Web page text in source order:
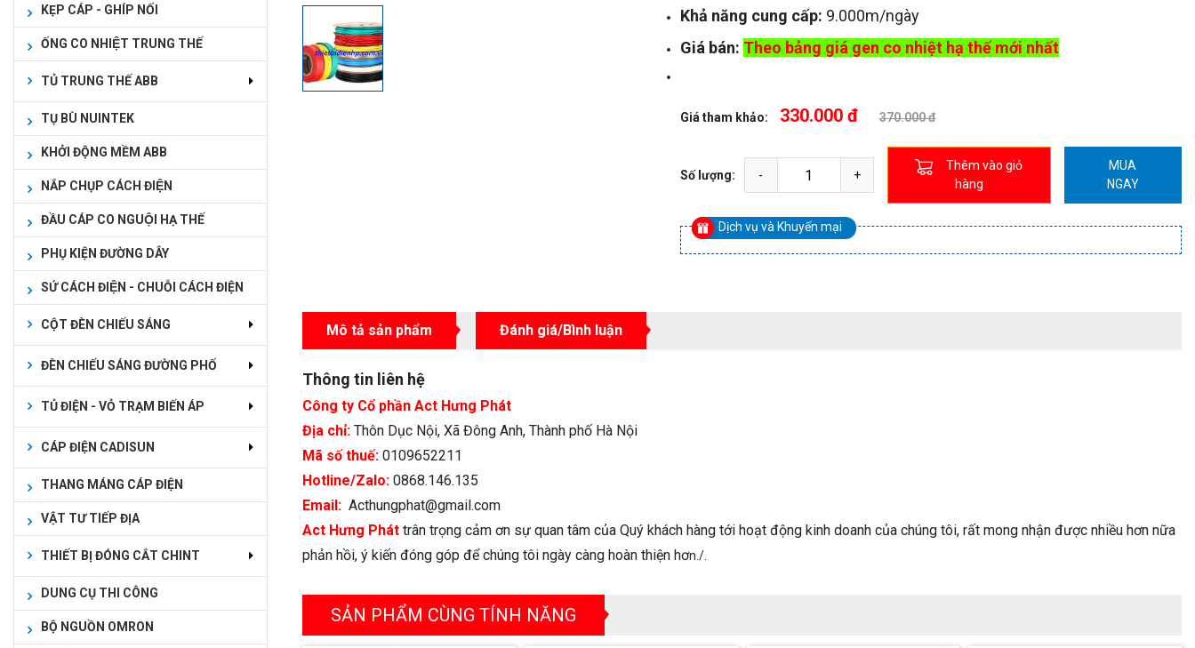
KẸP CÁP - GHÍP NỐI
ỐNG CO NHIỆT TRUNG THẾ
TỦ TRUNG THẾ ABB
TỤ BÙ NUINTEK
KHỞI ĐỘNG MỀM ABB
NẮP CHỤP CÁCH ĐIỆN
ĐẦU CÁP CO NGUỘI HẠ THẾ
PHỤ KIỆN ĐƯỜNG DÂY
SỨ CÁCH ĐIỆN - CHUỖI CÁCH ĐIỆN
CỘT ĐÈN CHIẾU SÁNG
ĐÈN CHIẾU SÁNG ĐƯỜNG PHỐ
TỦ ĐIỆN - VỎ TRẠM BIẾN ÁP
CÁP ĐIỆN CADISUN
THANG MÁNG CÁP ĐIỆN
VẬT TƯ TIẾP ĐỊA
THIẾT BỊ ĐÓNG CẮT CHINT
DUNG CỤ THI CÔNG
BỘ NGUỒN OMRON
Khả năng cung cấp: 9.000m/ngày
Giá bán: Theo bảng giá gen co nhiệt hạ thế mới nhất
Giá tham khảo: 330.000 đ 370.000 đ
Số lượng:
Thêm vào giỏ
hàng
MUA
NGAY
Dịch vụ và Khuyến mại
Mô tả sản phẩm Đánh giá/Bình luận
Thông tin liên hệ
Công ty Cổ phần Act Hưng Phát
Địa chỉ: Thôn Dục Nội, Xã Đông Anh, Thành phố Hà Nội
Mã số thuế: 0109652211
Hotline/Zalo: 0868.146.135
Email: Acthungphat@gmail.com
Act Hưng Phát trân trọng cảm ơn sự quan tâm của Quý khách hàng tới hoạt động kinh doanh của chúng tôi, rất mong nhận được nhiều hơn nữa
phản hồi, ý kiến đóng góp để chúng tôi ngày càng hoàn thiện hơn./.
SẢN PHẨM CÙNG TÍNH NĂNG